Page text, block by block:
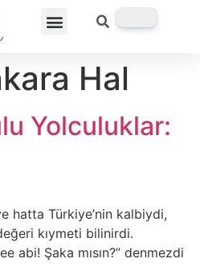
Hal
Yolculuklar:
hatta Türkiye’nin kalbiydi,
kıymeti bilinirdi.
abi! Şaka mısın?” denmezdi